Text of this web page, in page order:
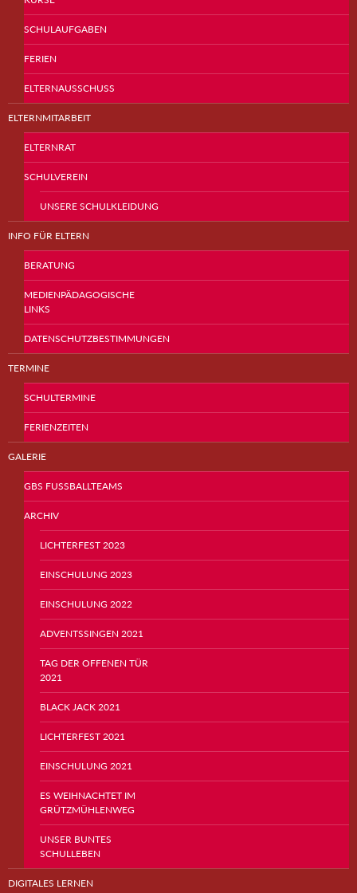
SCHULAUFGABEN
FERIEN
ELTERNAUSSCHUSS
ELTERNMITARBEIT
ELTERNRAT
SCHULVEREIN
UNSERE SCHULKLEIDUNG
INFO FÜR ELTERN
BERATUNG
MEDIENPÄDAGOGISCHE
LINKS
DATENSCHUTZBESTIMMUNGEN
TERMINE
SCHULTERMINE
FERIENZEITEN
GALERIE
GBS FUSSBALLTEAMS
ARCHIV
LICHTERFEST 2023
EINSCHULUNG 2023
EINSCHULUNG 2022
ADVENTSSINGEN 2021
TAG DER OFFENEN TÜR
2021
BLACK JACK 2021
LICHTERFEST 2021
EINSCHULUNG 2021
ES WEIHNACHTET IM
GRÜTZMÜHLENWEG
UNSER BUNTES
SCHULLEBEN
DIGITALES LERNEN